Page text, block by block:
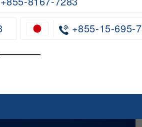
+855-15-695-